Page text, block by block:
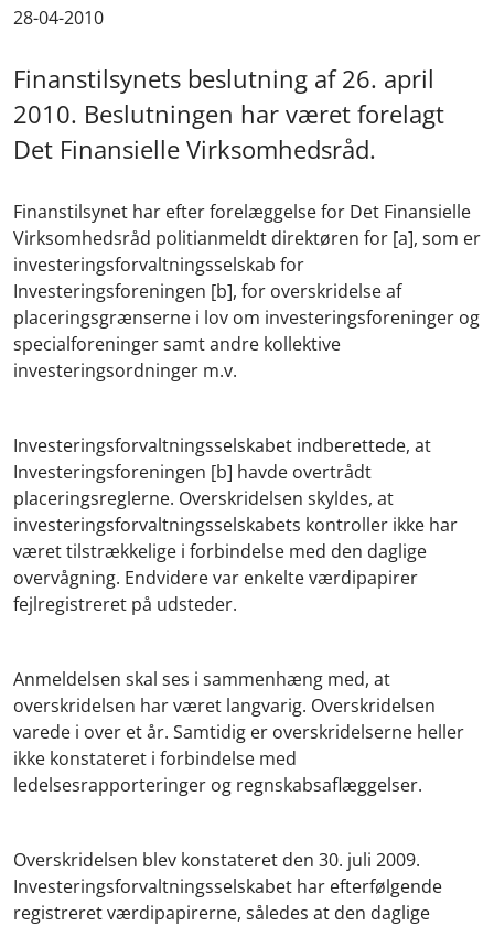
28-04-2010
Finanstilsynets beslutning af 26. april
2010. Beslutningen har været forelagt
Det Finansielle Virksomhedsråd.
Finanstilsynet har efter forelæggelse for Det Finansielle
Virksomhedsråd politianmeldt direktøren for [a], som er
investeringsforvaltningsselskab for
Investeringsforeningen [b], for overskridelse af
placeringsgrænserne i lov om investeringsforeninger og
specialforeninger samt andre kollektive
investeringsordninger m.v.
Investeringsforvaltningsselskabet indberettede, at
Investeringsforeningen [b] havde overtrådt
placeringsreglerne. Overskridelsen skyldes, at
investeringsforvaltningsselskabets kontroller ikke har
været tilstrækkelige i forbindelse med den daglige
overvågning. Endvidere var enkelte værdipapirer
fejlregistreret på udsteder.
Anmeldelsen skal ses i sammenhæng med, at
overskridelsen har været langvarig. Overskridelsen
varede i over et år. Samtidig er overskridelserne heller
ikke konstateret i forbindelse med
ledelsesrapporteringer og regnskabsaflæggelser.
Overskridelsen blev konstateret den 30. juli 2009.
Investeringsforvaltningsselskabet har efterfølgende
registreret værdipapirerne, således at den daglige